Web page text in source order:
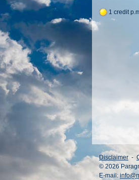
1 credit
Disclaimer -
© 2026
E-mail: